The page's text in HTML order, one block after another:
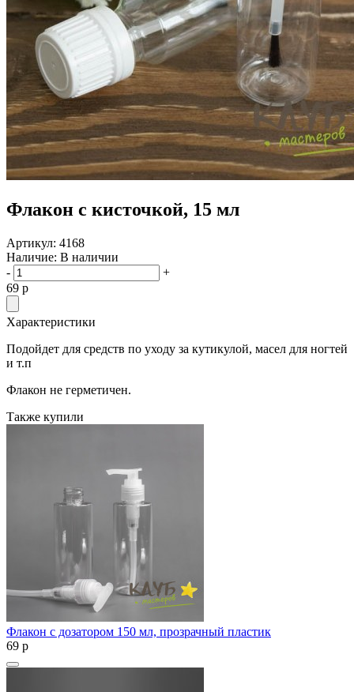
Флакон с кисточкой, 15 мл
Артикул: 4168
Наличие: В наличии
-
+
69 p
Характеристики
Подойдет для средств по уходу за кутикулой, масел для ногтей
и т.п
Флакон не герметичен.
Также купили
Флакон с дозатором 150 мл, прозрачный пластик
69 p